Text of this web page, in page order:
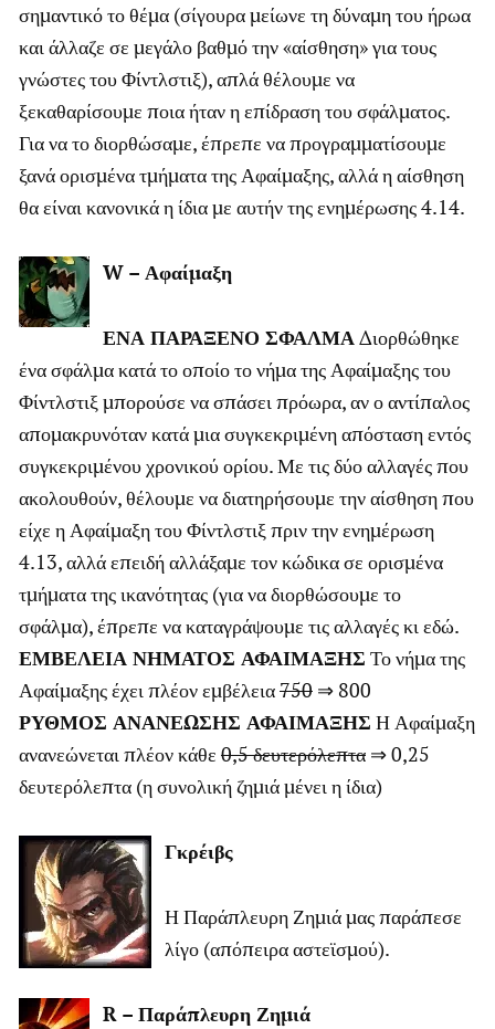
σημαντικό το θέμα (σίγουρα μείωνε τη δύναμη του ήρωα
και άλλαζε σε μεγάλο βαθμό την «αίσθηση» για τους
γνώστες του Φίντλστιξ), απλά θέλουμε να
ξεκαθαρίσουμε ποια ήταν η επίδραση του σφάλματος.
Για να το διορθώσαμε, έπρεπε να προγραμματίσουμε
ξανά ορισμένα τμήματα της Αφαίμαξης, αλλά η αίσθηση
θα είναι κανονικά η ίδια με αυτήν της ενημέρωσης 4.14.
W – Αφαίμαξη
ΕΝΑ ΠΑΡΑΞΕΝΟ ΣΦΑΛΜΑΔιορθώθηκε
ένα σφάλμα κατά το οποίο το νήμα της Αφαίμαξης του
Φίντλστιξ μπορούσε να σπάσει πρόωρα, αν ο αντίπαλος
απομακρυνόταν κατά μια συγκεκριμένη απόσταση εντός
συγκεκριμένου χρονικού ορίου. Με τις δύο αλλαγές που
ακολουθούν, θέλουμε να διατηρήσουμε την αίσθηση που
είχε η Αφαίμαξη του Φίντλστιξ πριν την ενημέρωση
4.13, αλλά επειδή αλλάξαμε τον κώδικα σε ορισμένα
τμήματα της ικανότητας (για να διορθώσουμε το
σφάλμα), έπρεπε να καταγράψουμε τις αλλαγές κι εδώ.
ΕΜΒΕΛΕΙΑ ΝΗΜΑΤΟΣ ΑΦΑΙΜΑΞΗΣ Το νήμα της
Αφαίμαξης έχει πλέον εμβέλεια750 ⇒ 800
ΡΥΘΜΟΣ ΑΝΑΝΕΩΣΗΣ ΑΦΑΙΜΑΞΗΣ Η Αφαίμαξη
ανανεώνεται πλέον κάθε 0,5 δευτερόλεπτα ⇒ 0,25
δευτερόλεπτα (η συνολική ζημιά μένει η ίδια)
Γκρέιβς
Η Παράπλευρη Ζημιά μας παράπεσε
λίγο (απόπειρα αστεϊσμού).
R – Παράπλευρη Ζημιά